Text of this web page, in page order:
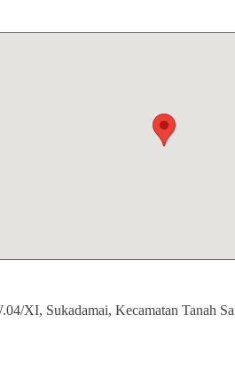
XI, Sukadamai, Kecamatan Tanah